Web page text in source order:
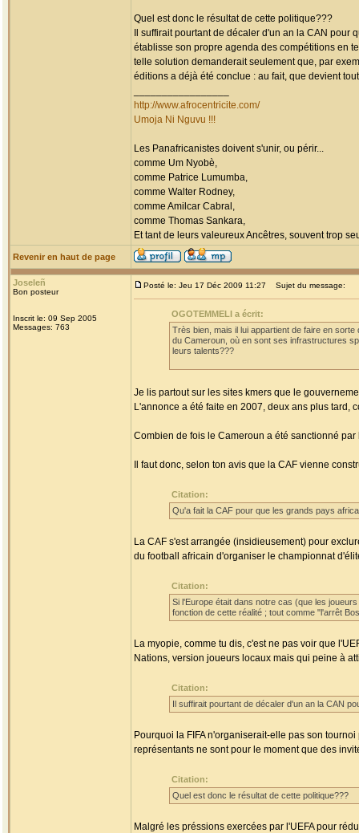
Quel est donc le résultat de cette politique???
Il suffirait pourtant de décaler d'un an la CAN
établisse son propre agenda des compétitions en
telle solution demanderait seulement que, par
éditions a déjà été conclue : au fait, que devient
http://www.afrocentricite.com/
Umoja Ni Nguvu !!!
Les Panafricanistes doivent s'unir, ou périr...
comme Um Nyobè,
comme Patrice Lumumba,
comme Walter Rodney,
comme Amilcar Cabral,
comme Thomas Sankara,
Et tant de leurs valeureux Ancêtres, souvent trop
Revenir en haut de page
Joseleñ
Bon posteur
Inscrit le: 09 Sep 2005
Messages: 763
Posté le: Jeu 17 Déc 2009 11:27 Sujet du message:
OGOTEMMELI a écrit:
Très bien, mais il lui appartient de faire en
du Cameroun, où en sont ses infrastructures
leurs talents???
Je lis partout sur les sites kmers que le
L'annonce a été faite en 2007, deux ans plus tard,
Combien de fois le Cameroun a été sanctionné
Il faut donc, selon ton avis que la CAF vienne
Citation:
Qu'a fait la CAF pour que les grands pays
La CAF s'est arrangée (insidieusement) pour
du football africain d'organiser le championnat
Citation:
Si l'Europe était dans notre cas (que les
fonction de cette réalité ; tout comme "l'arrêt
La myopie, comme tu dis, c'est ne pas voir que
Nations, version joueurs locaux mais qui peine à
Citation:
Il suffirait pourtant de décaler d'un an la CAN
Pourquoi la FIFA n'organiserait-elle pas son
représentants ne sont pour le moment que des
Citation:
Quel est donc le résultat de cette politique???
Malgré les préssions exercées par l'UEFA pour